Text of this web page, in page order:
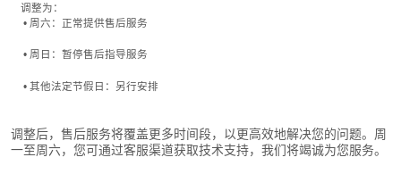
调整为：
• 周六：正常提供售后服务
• 周日：暂停售后指导服务
• 其他法定节假日：另行安排
调整后，售后服务将覆盖更多时间段，以更高效地解决您的问题。周
一至周六，您可通过客服渠道获取技术支持，我们将竭诚为您服务。